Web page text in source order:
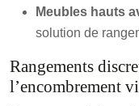
Meubles hauts
solution de
Rangements
l’encombrement